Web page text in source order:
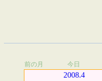
前の月 今日
2008.4